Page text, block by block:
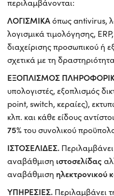
περιλαμβάνονται:
ΛΟΓΙΣΜΙΚΑόπως antivirus,
λογισμικά τιμολόγησης,
διαχείρισης προσωπικού ή
σχετικά με τη
ΕΞΟΠΛΙΣΜΟΣ
υπολογιστές, εξοπλισμός
point, switch, κεραίες),
κλπ. και κάθε είδους
75%του συνολικού
ΙΣΤΟΣΕΛΙΔΕΣ.
αναβάθμιση ιστοσελίδας
αναβάθμιση ηλεκτρονικού
ΥΠΗΡΕΣΙΕΣ. Περιλαμβάνει